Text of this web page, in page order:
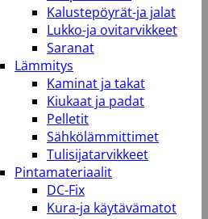
Kalustepöyrät-ja jalat
Lukko-ja ovitarvikkeet
Saranat
Lämmitys
Kaminat ja takat
Kiukaat ja padat
Pelletit
Sähkölämmittimet
Tulisijatarvikkeet
Pintamateriaalit
DC-Fix
Kura-ja käytävämatot